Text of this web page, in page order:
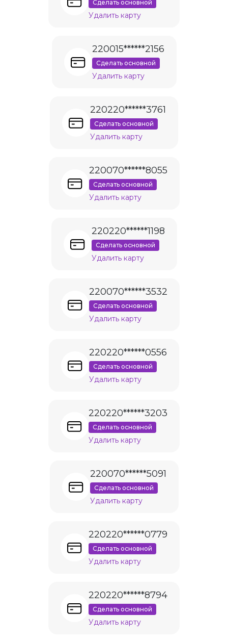
Сделать основной
Удалить карту
220015******2156
Сделать основной
Удалить карту
220220******3761
Сделать основной
Удалить карту
220070******8055
Сделать основной
Удалить карту
220220******1198
Сделать основной
Удалить карту
220070******3532
Сделать основной
Удалить карту
220220******0556
Сделать основной
Удалить карту
220220******3203
Сделать основной
Удалить карту
220070******5091
Сделать основной
Удалить карту
220220******0779
Сделать основной
Удалить карту
220220******8794
Сделать основной
Удалить карту